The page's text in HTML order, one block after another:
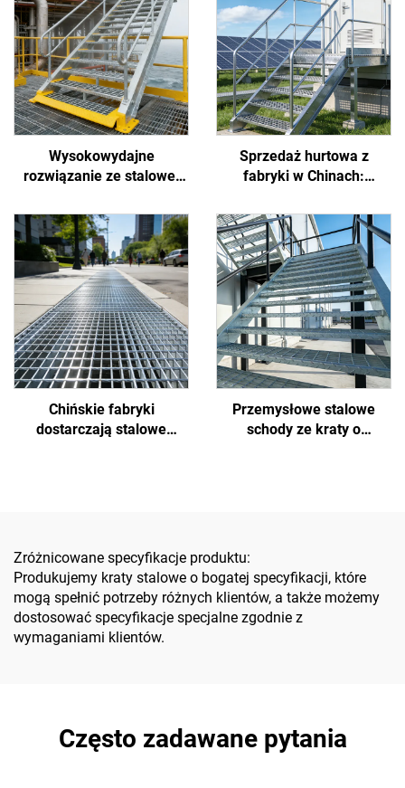
Wysokowydajne
rozwiązanie ze stalowej
solną przybrzeżną,
zapobieganie poślizgom
pracowników oraz
ograniczanie osadzania
się brudu
Sprzedaż hurtowa z
fabryki w Chinach:
instalacji i możliwa do
dostosowania stalowa
kratownica
przeciwpoślizgowa na
energię nowej generacji,
odpowiednia do projektów
fotowoltaicznych,
wiatrowych i
magazynowania energii
Chińskie fabryki
dostarczają stalowe
niestandardowych
rozmiarach
Przemysłowe stalowe
schody ze kraty o
budowlanych, w parkach
oraz na wiaduktach
Zróżnicowane specyfikacje produktu:
Produkujemy kraty stalowe o bogatej specyfikacji, które
mogą spełnić potrzeby różnych klientów, a także możemy
dostosować specyfikacje specjalne zgodnie z
wymaganiami klientów.
Często zadawane pytania